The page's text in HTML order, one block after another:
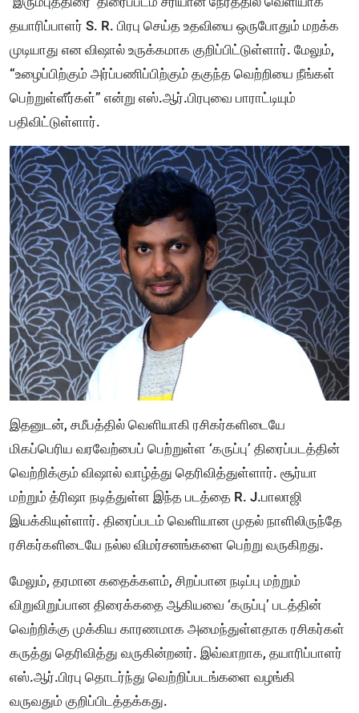
தயாரிப்பாளர் S. R. பிரபு செய்த உதவியை ஒருபோதும் மறக்க
முடியாது என விஷால் உருக்கமாக குறிப்பிட்டுள்ளார். மேலும்,
“உழைப்பிற்கும் அர்ப்பணிப்பிற்கும் தகுந்த வெற்றியை நீங்கள்
பெற்றுள்ளீர்கள்” என்று எஸ்.ஆர்.பிரபுவை பாராட்டியும்
பதிவிட்டுள்ளார்.
இதனுடன், சமீபத்தில் வெளியாகி ரசிகர்களிடையே
மிகப்பெரிய வரவேற்பைப் பெற்றுள்ள ‘கருப்பு’ திரைப்படத்தின்
வெற்றிக்கும் விஷால் வாழ்த்து தெரிவித்துள்ளார். சூர்யா
மற்றும் த்ரிஷா நடித்துள்ள இந்த படத்தை R. J.பாலாஜி
இயக்கியுள்ளார். திரைப்படம் வெளியான முதல் நாளிலிருந்தே
ரசிகர்களிடையே நல்ல விமர்சனங்களை பெற்று வருகிறது.
மேலும், தரமான கதைக்களம், சிறப்பான நடிப்பு மற்றும்
விறுவிறுப்பான திரைக்கதை ஆகியவை ‘கருப்பு’ படத்தின்
வெற்றிக்கு முக்கிய காரணமாக அமைந்துள்ளதாக ரசிகர்கள்
கருத்து தெரிவித்து வருகின்றனர். இவ்வாறாக, தயாரிப்பாளர்
எஸ்.ஆர்.பிரபு தொடர்ந்து வெற்றிப்படங்களை வழங்கி
வருவதும் குறிப்பிடத்தக்கது.